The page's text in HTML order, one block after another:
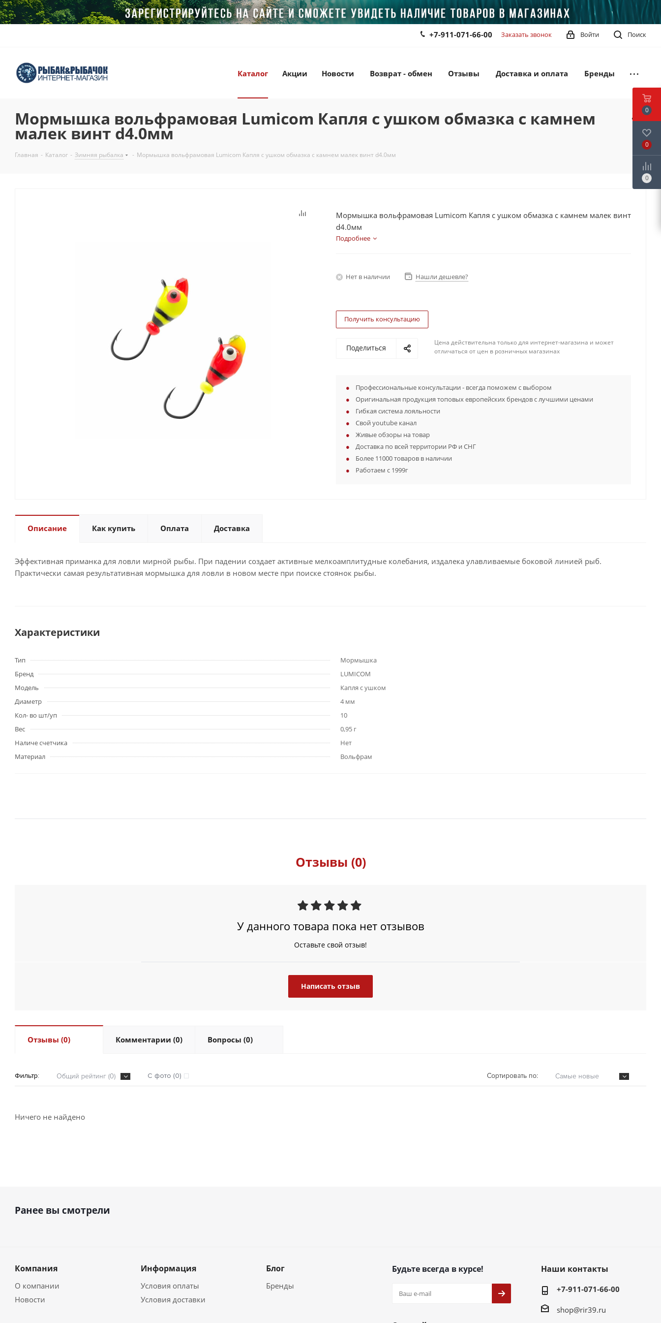
Поиск
Войти
+7-911-071-66-00 Заказать звонок
Каталог Акции Новости Возврат - обмен Отзывы Доставка и оплата Бренды
Мормышка вольфрамовая Lumicom Капля с ушком обмазка с камнем
малек винт d4.0мм
Главная - Каталог - Зимняя рыбалка - Мормышка вольфрамовая Lumicom Капля с ушком обмазка с камнем малек винт d4.0мм
Мормышка вольфрамовая Lumicom Капля с ушком обмазка с камнем малек винт
d4.0мм
Подробнее
Нет в наличии Нашли дешевле?
Получить консультацию
Поделиться
Цена действительна только для интернет-магазина и может
отличаться от цен в розничных магазинах
Профессиональные консультации - всегда поможем с выбором
Оригинальная продукция топовых европейских брендов с лучшими ценами
Гибкая система лояльности
Свой youtube канал
Живые обзоры на товар
Доставка по всей территории РФ и СНГ
Более 11000 товаров в наличии
Работаем с 1999г
Описание Как купить Оплата Доставка
Эффективная приманка для ловли мирной рыбы. При падении создает активные мелкоамплитудные колебания, издалека улавливаемые боковой линией рыб.
Практически самая результативная мормышка для ловли в новом месте при поиске стоянок рыбы.
Характеристики
Тип
Мормышка
Бренд
LUMICOM
Модель
Капля с ушком
Диаметр
4 мм
Кол- во шт/уп
10
Вес
0,95 г
Наличе счетчика
Нет
Материал
Вольфрам
Отзывы (0)
У данного товара пока нет отзывов
Оставьте свой отзыв!
Написать отзыв
Отзывы (0) Комментарии (0) Вопросы (0)
Фильтр: Общий рейтинг (0) С фото (0) Сортировать по: Самые новые
Ничего не найдено
Ранее вы смотрели
Компания
О компании
Новости
Информация
Условия оплаты
Условия доставки
Блог
Бренды
Будьте всегда в курсе! Наши контакты
+7-911-071-66-00
shop@rir39.ru
0
0
0